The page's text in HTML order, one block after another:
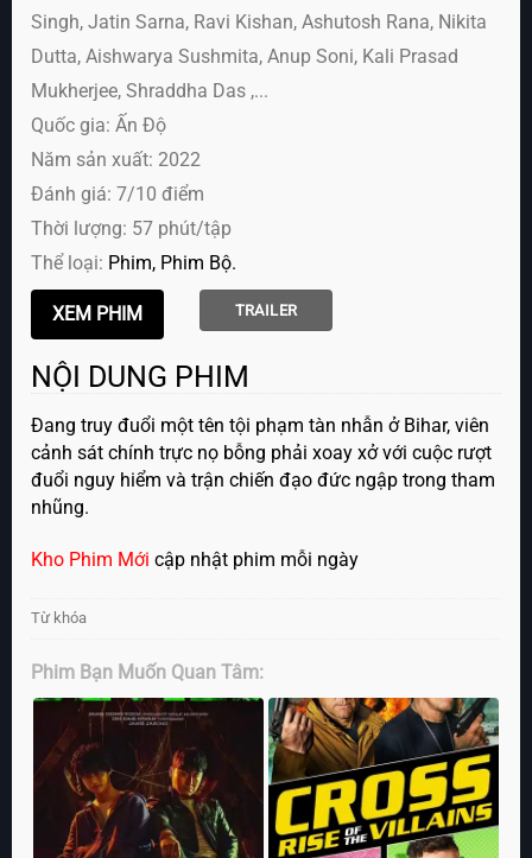
Singh, Jatin Sarna, Ravi Kishan, Ashutosh Rana, Nikita
Dutta, Aishwarya Sushmita, Anup Soni, Kali Prasad
Mukherjee, Shraddha Das ,...
Quốc gia: Ấn Độ
Năm sản xuất: 2022
Đánh giá: 7/10 điểm
Thời lượng: 57 phút/tập
Thể loại: Phim Phim Bộ
TRAILER
NỘI DUNG PHIM
Đang truy đuổi một tên tội phạm tàn nhẫn ở Bihar, viên
cảnh sát chính trực nọ bỗng phải xoay xở với cuộc rượt
đuổi nguy hiểm và trận chiến đạo đức ngập trong tham
nhũng.
Kho Phim Mới cập nhật phim mỗi ngày
Từ khóa
Phim Bạn Muốn Quan Tâm: